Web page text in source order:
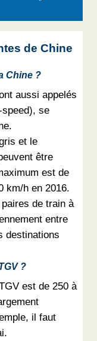
de Chine
Chine ?
aussi appelés
se
et le
être
est de
km/h en 2016.
de train à
entre
destinations
?
est de 250 à
il faut